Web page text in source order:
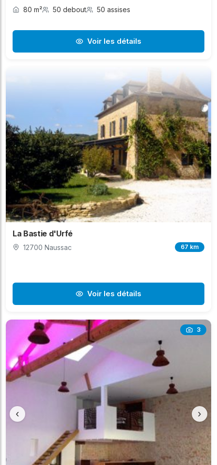
80 m² 50 debout 50 assises
Voir les détails
La Bastie d'Urfé
12700 Naussac 67 km
Voir les détails
3
‹ ›